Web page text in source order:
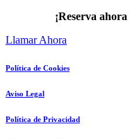
¡Reserva
Llamar Ahora
Política de Cookies
Aviso Legal
Política de Privacidad